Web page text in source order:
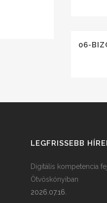
06-
LEGFRISSEBB
Digitális kompetencia
Ötvöskónyiban
2026.07.16.